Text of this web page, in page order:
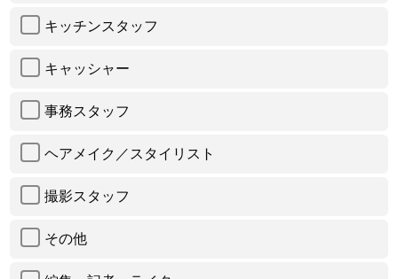
キッチンスタッフ
キャッシャー
事務スタッフ
ヘアメイク／スタイリスト
撮影スタッフ
その他